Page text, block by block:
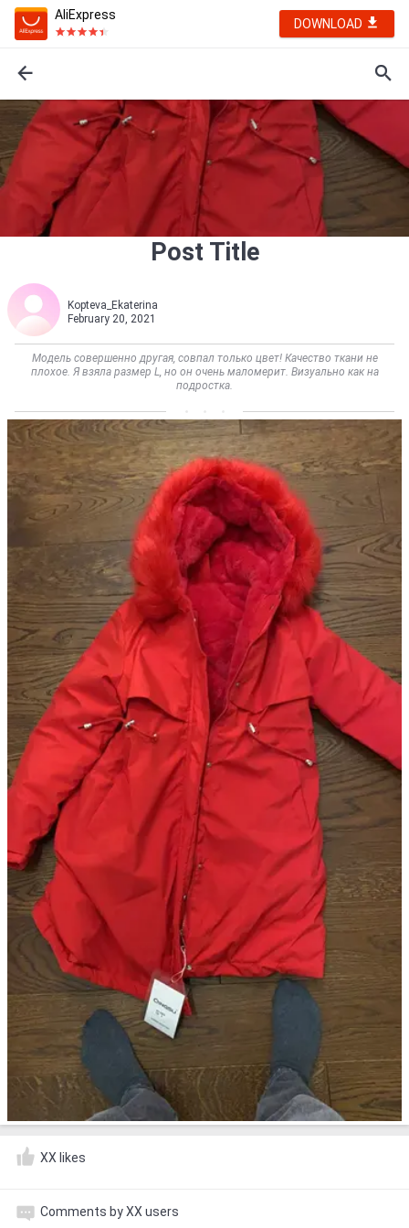
AliExpress
DOWNLOAD
Post Title
Kopteva_Ekaterina
February 20, 2021
Модель совершенно другая, совпал только цвет! Качество ткани не
плохое. Я взяла размер L, но он очень маломерит. Визуально как на
подростка.
XX likes
Comments by XX users